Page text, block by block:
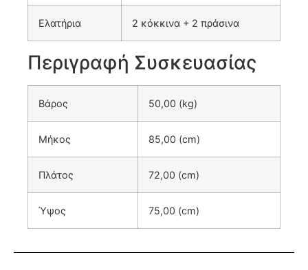
Ελατήρια 2 κόκκινα + 2 πράσινα
Περιγραφή Συσκευασίας
Βάρος 50,00 (kg)
Μήκος 85,00 (cm)
Πλάτος 72,00 (cm)
Ύψος 75,00 (cm)